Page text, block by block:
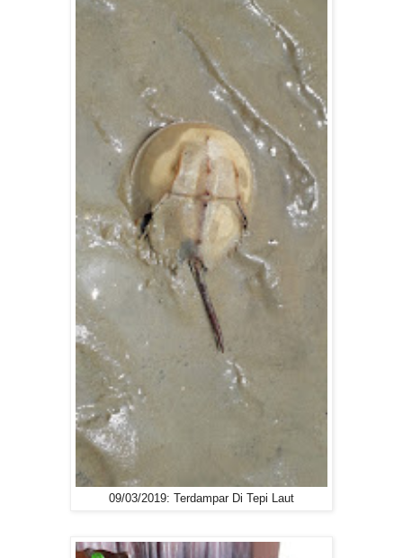
09/03/2019: Terdampar Di Tepi Laut